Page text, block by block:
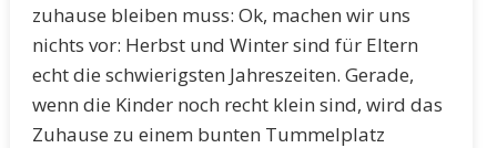
zuhause bleiben muss: Ok, machen wir uns
nichts vor: Herbst und Winter sind für Eltern
echt die schwierigsten Jahreszeiten. Gerade,
wenn die Kinder noch recht klein sind, wird das
Zuhause zu einem bunten Tummelplatz